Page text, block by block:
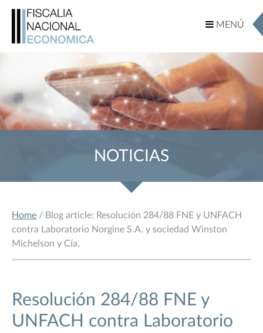
MENÚ
MENÚ
NOTICIAS
Home / Blog article: Resolución 284/88 FNE y UNFACH
contra Laboratorio Norgine S.A. y sociedad Winston
Michelson y Cía.
Resolución 284/88 FNE y
UNFACH contra Laboratorio